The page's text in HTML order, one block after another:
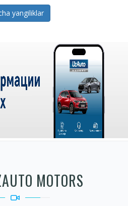
yangiliklar
MOTORS